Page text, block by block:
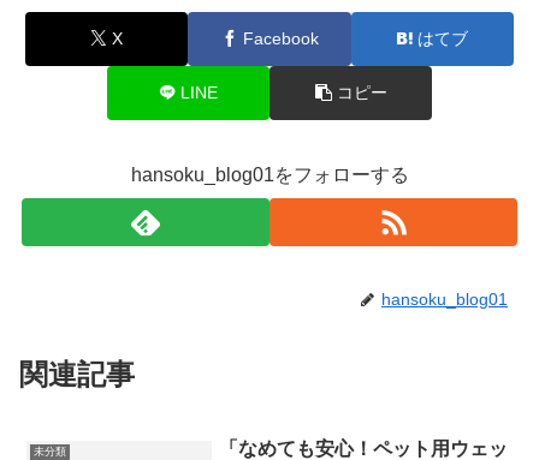
X Facebook はてブ
LINE コピー
hansoku_blog01をフォローする
hansoku_blog01
関連記事
未分類
「なめても安心！ペット用ウェッ